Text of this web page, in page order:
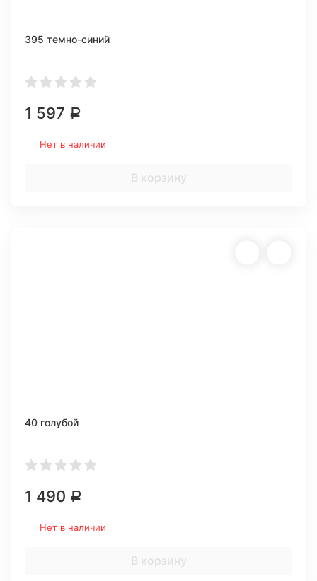
395 темно-синий
1 597 Р
Нет в наличии
В корзину
40 голубой
1 490 Р
Нет в наличии
В корзину